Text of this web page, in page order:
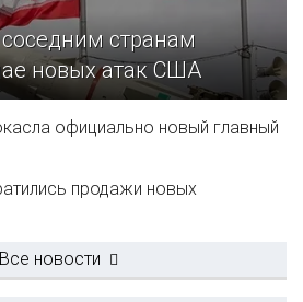
странам
новых атак США
официально новый главный
продажи новых
Все новости